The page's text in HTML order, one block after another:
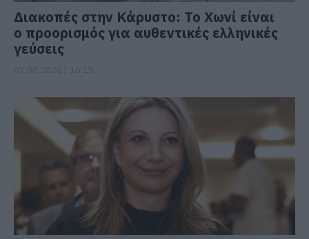
Διακοπές στην Κάρυστο: Το Χωνί είναι
ο προορισμός για αυθεντικές ελληνικές
γεύσεις